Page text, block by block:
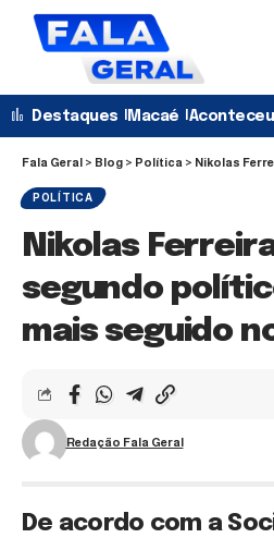
Destaques Macaé Aconteceu
Fala Geral > Blog > Política > Nikolas Ferreira se
POLÍTICA
Nikolas
segundo
mais seguido
Redação Fala Geral
De acordo com a